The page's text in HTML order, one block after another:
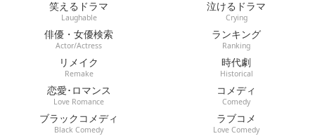
笑えるドラマ
Laughable
泣けるドラマ
Crying
俳優・女優検索
Actor/Actress
ランキング
Ranking
リメイク
Remake
時代劇
Historical
恋愛･ロマンス
Love Romance
コメディ
Comedy
ブラックコメディ
Black Comedy
ラブコメ
Love Comedy